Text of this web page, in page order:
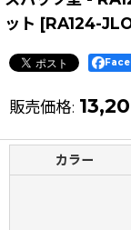
ット [RA124-
販売価格:
カラー